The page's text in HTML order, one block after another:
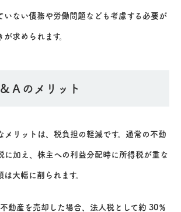
いない債務や労働問題なども考慮する必要が
求められます。
Ａのメリット
メリットは、税負担の軽減です。通常の不動
に加え、株主への利益分配時に所得税が重な
大幅に削られます。
動産を売却した場合、法人税として約 30％